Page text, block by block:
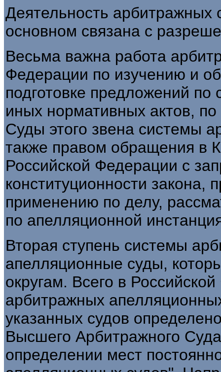
Деятельность арбитражных
основном связана с
Весьма важна работа
Федерации по изучению и
подготовке предложений
иных нормативных актов, по
Суды этого звена системы
также правом обращения в
Российской Федерации с
конституционности
применению по делу,
по апелляционной
Вторая ступень системы
апелляционные суды,
округам. Всего в
арбитражных
указанных судов
Высшего Арбитражного
определении мест